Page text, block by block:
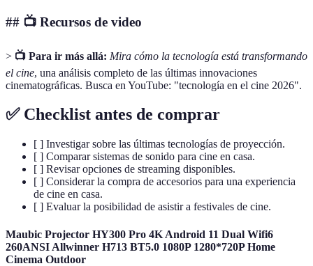
## 📺 Recursos de video
> 📺 Para ir más allá: Mira cómo la tecnología está transformando
el cine, una análisis completo de las últimas innovaciones
cinematográficas. Busca en YouTube: "tecnología en el cine 2026".
✅ Checklist antes de comprar
[ ] Investigar sobre las últimas tecnologías de proyección.
[ ] Comparar sistemas de sonido para cine en casa.
[ ] Revisar opciones de streaming disponibles.
[ ] Considerar la compra de accesorios para una experiencia
de cine en casa.
[ ] Evaluar la posibilidad de asistir a festivales de cine.
Maubic Projector HY300 Pro 4K Android 11 Dual Wifi6
260ANSI Allwinner H713 BT5.0 1080P 1280*720P Home
Cinema Outdoor